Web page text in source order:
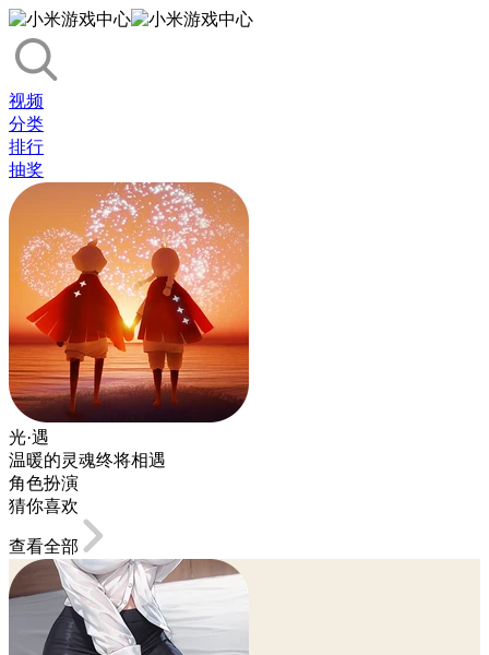
视频
分类
排行
抽奖
光·遇
温暖的灵魂终将相遇
角色扮演
猜你喜欢
查看全部